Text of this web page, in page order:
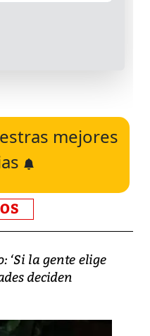
mejores
‘Si la gente elige
deciden